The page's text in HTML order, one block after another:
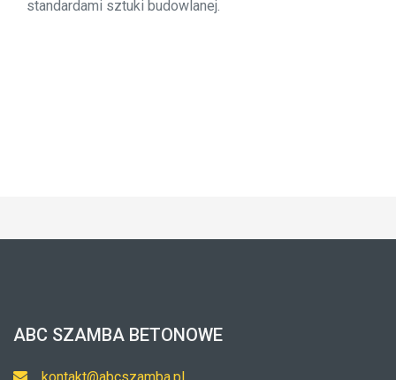
standardami sztuki budowlanej.
ABC SZAMBA BETONOWE